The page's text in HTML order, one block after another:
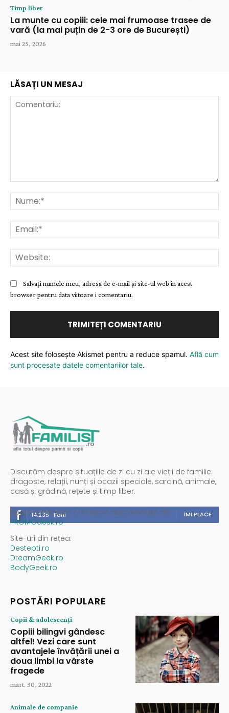
Timp liber
La munte cu copiii: cele mai frumoase trasee de
vară (la mai puțin de 2-3 ore de București)
mai 25, 2026
LĂSAȚI UN MESAJ
Salvați numele meu, adresa de e-mail și site-ul web în acest
browser pentru data viitoare i comentariu.
Acest site folosește Akismet pentru a reduce spamul. Află cum
sunt procesate datele comentariilor tale.
Discutăm despre situațiile de zi cu zi ale vieții de familie:
dragoste, relații, nunți și ocazii speciale, sarcină, animale,
casă și grădină, rețete și timp liber.
14,235 Fani ÎMI PLACE
Spații publicitare / reclamă administrată de
PROMOdesk.ro
Site-uri din rețea:
Destepti.ro
DreamGeek.ro
BodyGeek.ro
POSTĂRI POPULARE
Copii & adolescenți
Copiii bilingvi gândesc
altfel! Vezi care sunt
avantajele învățării unei a
doua limbi la vârste
fragede
mart. 30, 2022
Animale de companie